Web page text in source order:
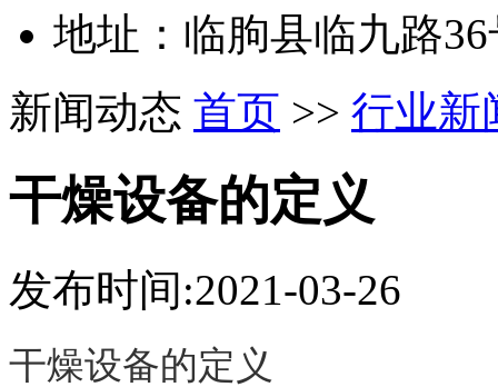
地址：临朐县临九路36
新闻动态 首页 >> 行业新
干燥设备的定义
发布时间:2021-03-26
干燥设备的定义